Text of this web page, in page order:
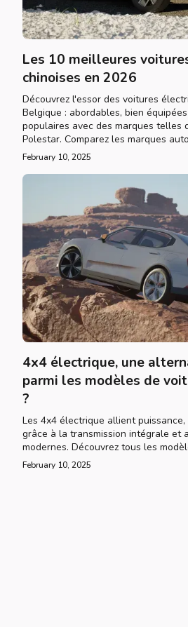
Les 10 meilleures
chinoises en 2026
Découvrez l'essor des voitures
Belgique : abordables, bien
populaires avec des marques telles
Polestar. Comparez les marques
February 10, 2025
4x4 électrique, une
parmi les modèles de
?
Les 4x4 électrique allient
grâce à la transmission intégrale et
modernes. Découvrez tous les
February 10, 2025